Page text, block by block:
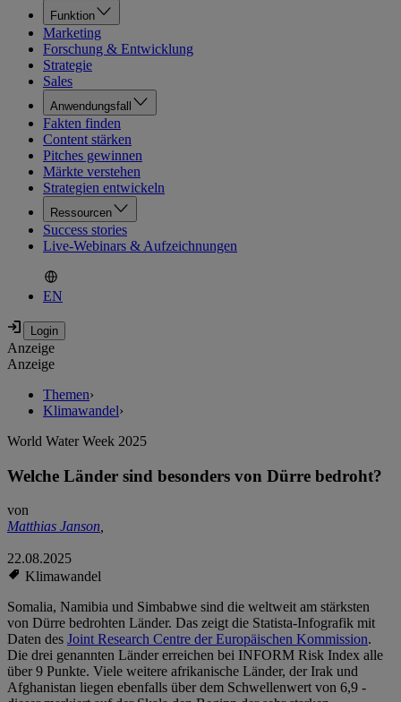
Funktion
Marketing
Forschung & Entwicklung
Strategie
Sales
Anwendungsfall
Fakten finden
Content stärken
Pitches gewinnen
Märkte verstehen
Strategien entwickeln
Ressourcen
Success stories
Live-Webinars & Aufzeichnungen
EN
Anzeige
Anzeige
Themen›
Klimawandel›
World Water Week 2025
Welche Länder sind besonders von Dürre bedroht?
von
Matthias Janson,
22.08.2025
Klimawandel
Somalia, Namibia und Simbabwe sind die weltweit am stärksten
von Dürre bedrohten Länder. Das zeigt die Statista-Infografik mit
Daten des Joint Research Centre der Europäischen Kommission.
Die drei genannten Länder erreichen bei INFORM Risk Index alle
über 9 Punkte. Viele weitere afrikanische Länder, der Irak und
Afghanistan liegen ebenfalls über dem Schwellenwert von 6,9 -